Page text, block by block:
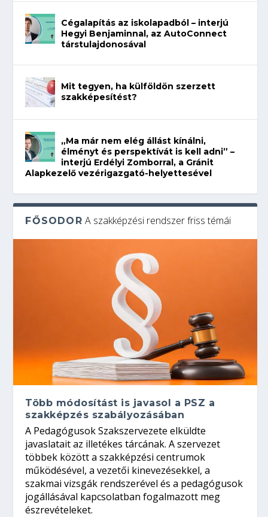
Cégalapítás az iskolapadból – interjú
Hegyi Benjaminnal, az AutoConnect
társtulajdonosával
Mit tegyen, ha külföldön szerzett
szakképesítést?
„Ma már nem elég állást kínálni,
élményt és perspektívát is kell adni” –
interjú Erdélyi Zomborral, a Gránit
Alapkezelő vezérigazgató-helyettesével
FŐSODOR A szakképzési rendszer friss témái
Több módosítást is javasol a PSZ a
szakképzés szabályozásában
A Pedagógusok Szakszervezete elküldte
javaslatait az illetékes tárcának. A szervezet
többek között a szakképzési centrumok
működésével, a vezetői kinevezésekkel, a
szakmai vizsgák rendszerével és a pedagógusok
jogállásával kapcsolatban fogalmazott meg
észrevételeket.